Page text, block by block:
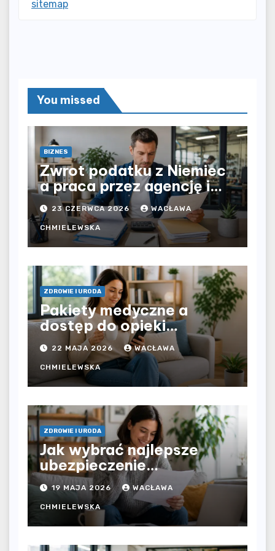
sitemap
You missed
BIZNES
Zwrot podatku z Niemiec
a praca przez agencję i
bezpośrednio u
pracodawcy – jak
rozliczyć oba źródła
dochodu?
23 CZERWCA 2026 WACŁAWA
CHMIELEWSKA
ZDROWIE I URODA
Pakiety medyczne a
dostęp do opieki
zdrowotnej bez
ograniczeń czasowych –
czy prywatna opieka daje
większą swobodę?
22 MAJA 2026 WACŁAWA
CHMIELEWSKA
ZDROWIE I URODA
Jak wybrać najlepsze
ubezpieczenie
komunikacyjne i uniknąć
kosztownych błędów?
19 MAJA 2026 WACŁAWA
CHMIELEWSKA